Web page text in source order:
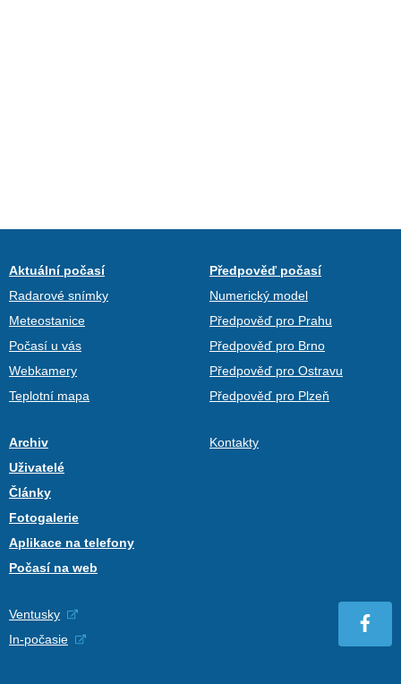
Aktuální počasí
Radarové snímky
Meteostanice
Počasí u vás
Webkamery
Teplotní mapa
Předpověď počasí
Numerický model
Předpověď pro Prahu
Předpověď pro Brno
Předpověď pro Ostravu
Předpověď pro Plzeň
Archiv
Uživatelé
Články
Fotogalerie
Aplikace na telefony
Počasí na web
Kontakty
Ventusky
In-počasie